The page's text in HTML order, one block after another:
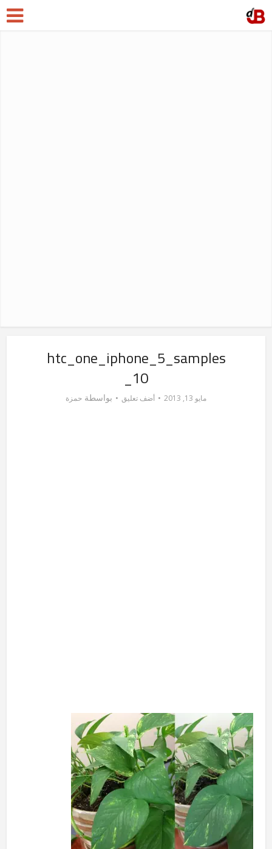
htc_one_iphone_5_samples
_10
مايو 13, 2013 أضف تعليق بواسطة حمزة